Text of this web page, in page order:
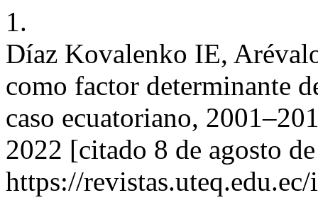
1.
Díaz Kovalenko IE,
como factor determinante
caso ecuatoriano,
2022 [citado 8 de agosto
https://